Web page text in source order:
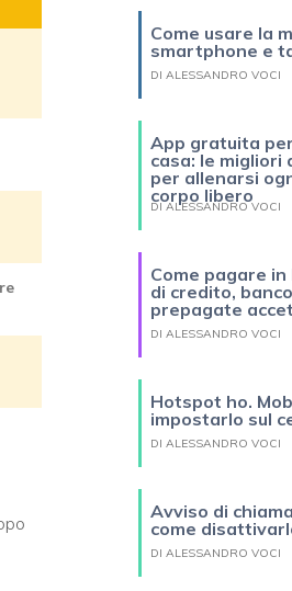
Come usare la
smartphone e
DI ALESSANDRO VOCI
App gratuita
casa: le migliori
per allenarsi
corpo libero
DI ALESSANDRO VOCI
Come pagare
di credito,
prepagate
DI ALESSANDRO VOCI
Hotspot ho.
impostarlo sul
DI ALESSANDRO VOCI
Avviso di
come
DI ALESSANDRO VOCI